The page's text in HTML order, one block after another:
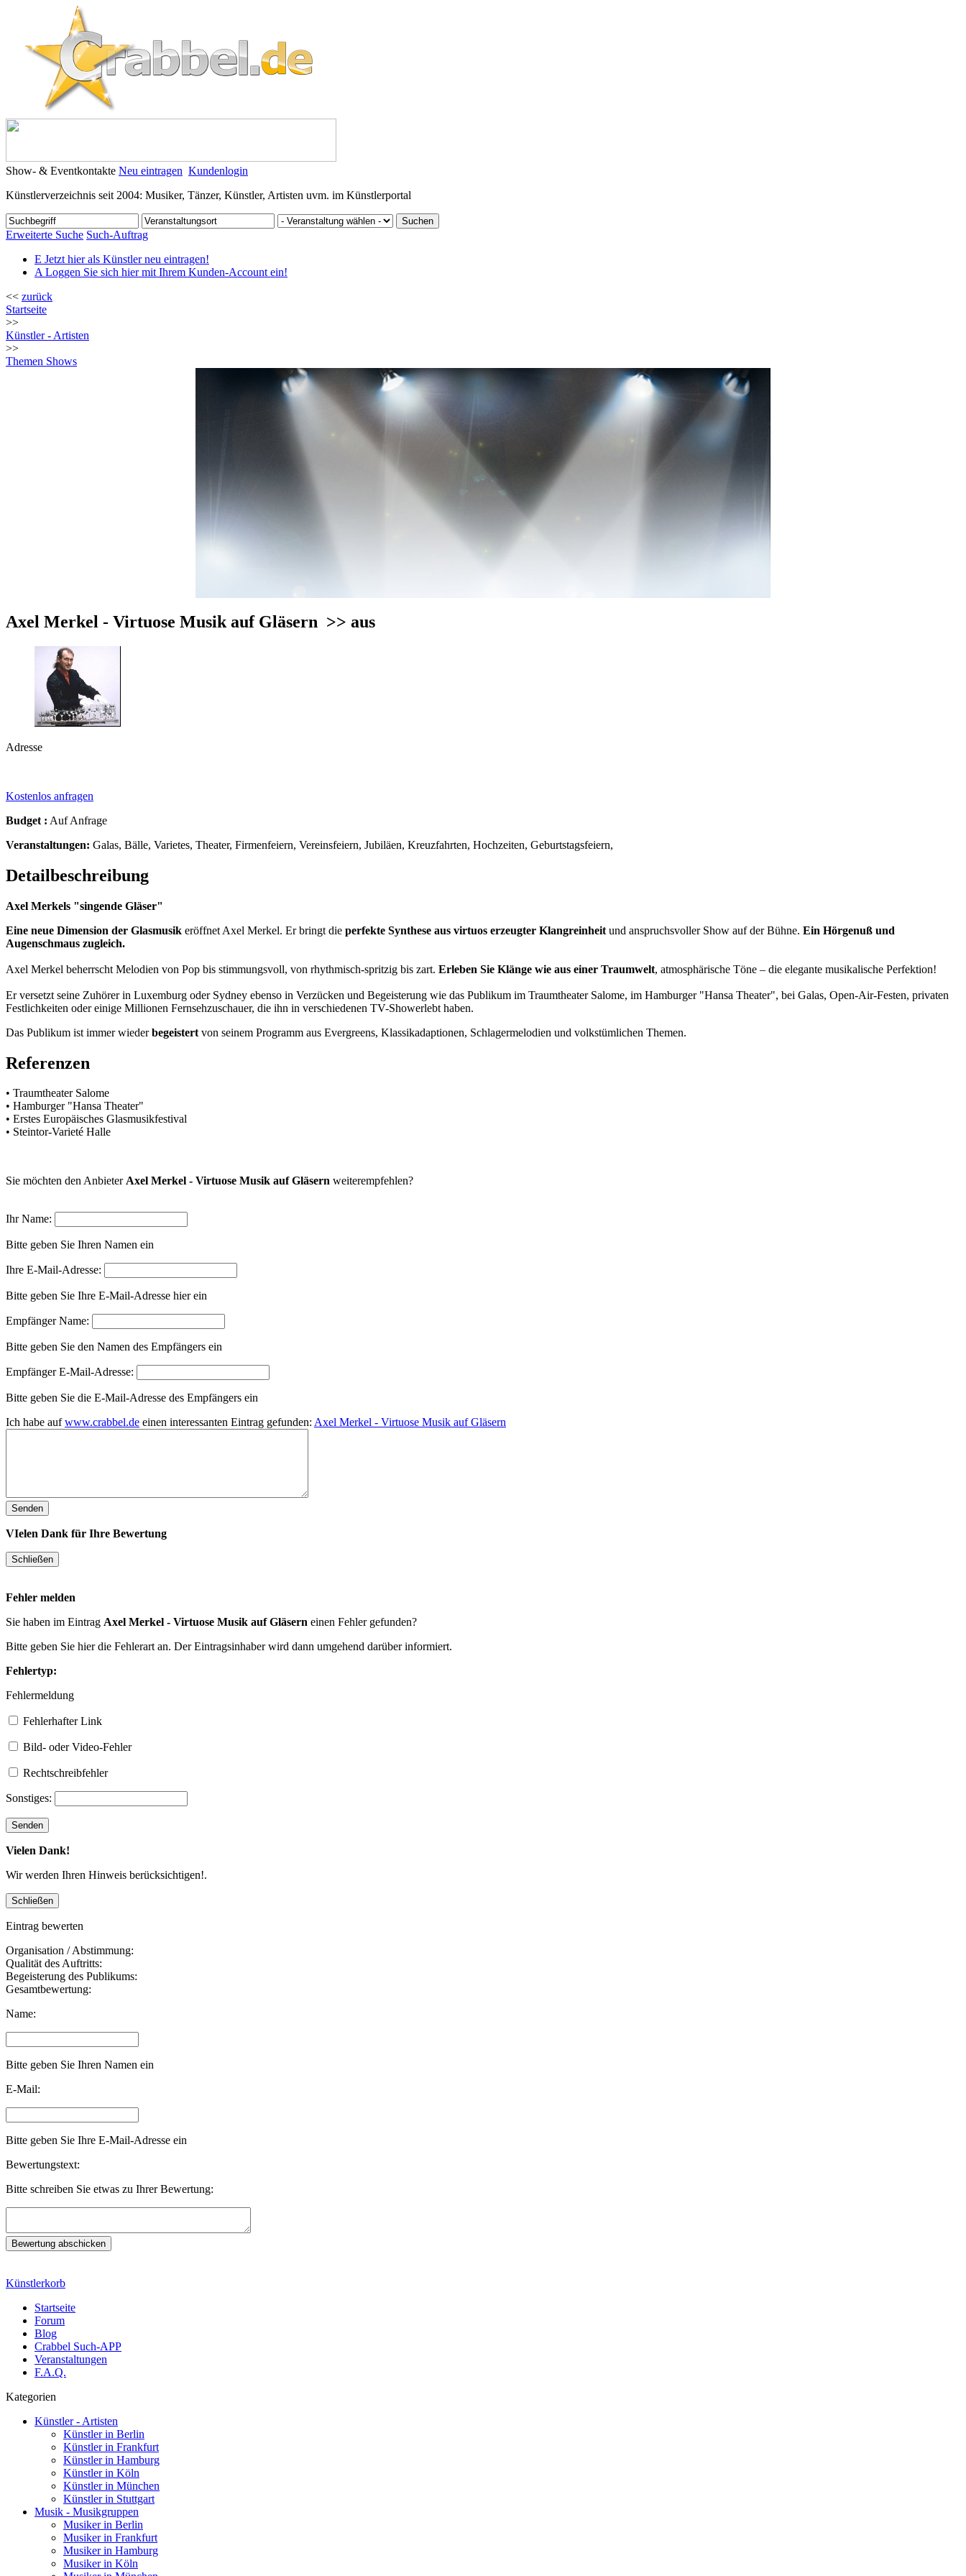
Show- & Eventkontakte Neu eintragen Kundenlogin
Künstlerverzeichnis seit 2004: Musiker, Tänzer, Künstler, Artisten uvm. im Künstlerportal
Erweiterte Suche Such-Auftrag
E Jetzt hier als Künstler neu eintragen!
A Loggen Sie sich hier mit Ihrem Kunden-Account ein!
<< zurück
Startseite
>>
Künstler - Artisten
>>
Themen Shows
Axel Merkel - Virtuose Musik auf Gläsern >> aus
Adresse
Kostenlos anfragen
Budget : Auf Anfrage
Veranstaltungen: Galas, Bälle, Varietes, Theater, Firmenfeiern, Vereinsfeiern, Jubiläen, Kreuzfahrten, Hochzeiten, Geburtstagsfeiern,
Detailbeschreibung
Axel Merkels "singende Gläser"
Eine neue Dimension der Glasmusik eröffnet Axel Merkel. Er bringt die perfekte Synthese aus virtuos erzeugter Klangreinheit und anspruchsvoller Show auf der Bühne. Ein Hörgenuß und
Augenschmaus zugleich.
Axel Merkel beherrscht Melodien von Pop bis stimmungsvoll, von rhythmisch-spritzig bis zart. Erleben Sie Klänge wie aus einer Traumwelt, atmosphärische Töne – die elegante musikalische Perfektion!
Er versetzt seine Zuhörer in Luxemburg oder Sydney ebenso in Verzücken und Begeisterung wie das Publikum im Traumtheater Salome, im Hamburger "Hansa Theater", bei Galas, Open-Air-Festen, privaten
Festlichkeiten oder einige Millionen Fernsehzuschauer, die ihn in verschiedenen TV-Showerlebt haben.
Das Publikum ist immer wiederbegeistert von seinem Programm aus Evergreens, Klassikadaptionen, Schlagermelodien und volkstümlichen Themen.
Referenzen
• Traumtheater Salome
• Hamburger "Hansa Theater"
• Erstes Europäisches Glasmusikfestival
• Steintor-Varieté Halle
Sie möchten den AnbieterAxel Merkel - Virtuose Musik auf Gläsern weiterempfehlen?
Ihr Name:
Bitte geben Sie Ihren Namen ein
Ihre E-Mail-Adresse:
Bitte geben Sie Ihre E-Mail-Adresse hier ein
Empfänger Name:
Bitte geben Sie den Namen des Empfängers ein
Empfänger E-Mail-Adresse:
Bitte geben Sie die E-Mail-Adresse des Empfängers ein
Ich habe aufwww.crabbel.de einen interessanten Eintrag gefunden: Axel Merkel - Virtuose Musik auf Gläsern
VIelen Dank für Ihre Bewertung
Fehler melden
Sie haben im Eintrag Axel Merkel - Virtuose Musik auf Gläsern einen Fehler gefunden?
Bitte geben Sie hier die Fehlerart an. Der Eintragsinhaber wird dann umgehend darüber informiert.
Fehlertyp:
Fehlermeldung
Fehlerhafter Link
Bild- oder Video-Fehler
Rechtschreibfehler
Sonstiges:
Vielen Dank!
Wir werden Ihren Hinweis berücksichtigen!.
Eintrag bewerten
Organisation / Abstimmung:
Qualität des Auftritts:
Begeisterung des Publikums:
Gesamtbewertung:
Name:
Bitte geben Sie Ihren Namen ein
E-Mail:
Bitte geben Sie Ihre E-Mail-Adresse ein
Bewertungstext:
Bitte schreiben Sie etwas zu Ihrer Bewertung:
Künstlerkorb
Startseite
Forum
Blog
Crabbel Such-APP
Veranstaltungen
F.A.Q.
Kategorien
Künstler - Artisten
Künstler in Berlin
Künstler in Frankfurt
Künstler in Hamburg
Künstler in Köln
Künstler in München
Künstler in Stuttgart
Musik - Musikgruppen
Musiker in Berlin
Musiker in Frankfurt
Musiker in Hamburg
Musiker in Köln